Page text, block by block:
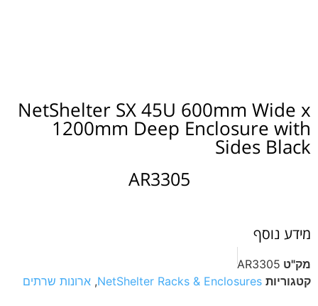
NetShelter SX 45U 600mm Wide x
1200mm Deep Enclosure with
Sides Black
AR3305
מידע נוסף
מק"ט AR3305
קטגוריות NetShelter Racks & Enclosures
, ארונות שרתים